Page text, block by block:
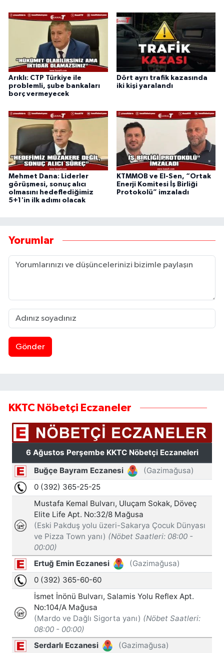
Arıklı: CTP Türkiye ile
problemli, şube bankaları
borç vermeyecek
Dört ayrı trafik kazasında
iki kişi yaralandı
Mehmet Dana: Liderler
görüşmesi, sonuç alıcı
olmasını hedeflediğimiz
5+1'in ilk adımı olacak
KTMMOB ve El-Sen, “Ortak
Enerji Komitesi İş Birliği
Protokolü” imzaladı
Yorumlar
Gönder
KKTC Nöbetçi Eczaneler